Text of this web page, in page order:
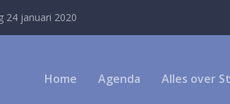
24 januari 2020
Home Agenda Alles over